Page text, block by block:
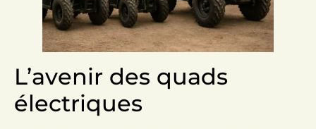
L’avenir des quads
électriques